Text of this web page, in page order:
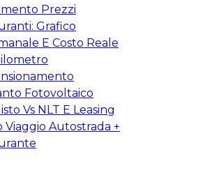
Prezzi
Grafico
E Costo Reale
Fotovoltaico
Vs NLT E Leasing
Viaggio Autostrada +